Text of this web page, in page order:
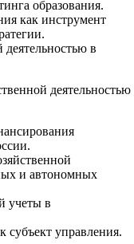
образования.
как инструмент
в
деятельностью
и автономных
учеты в
субъект управления.